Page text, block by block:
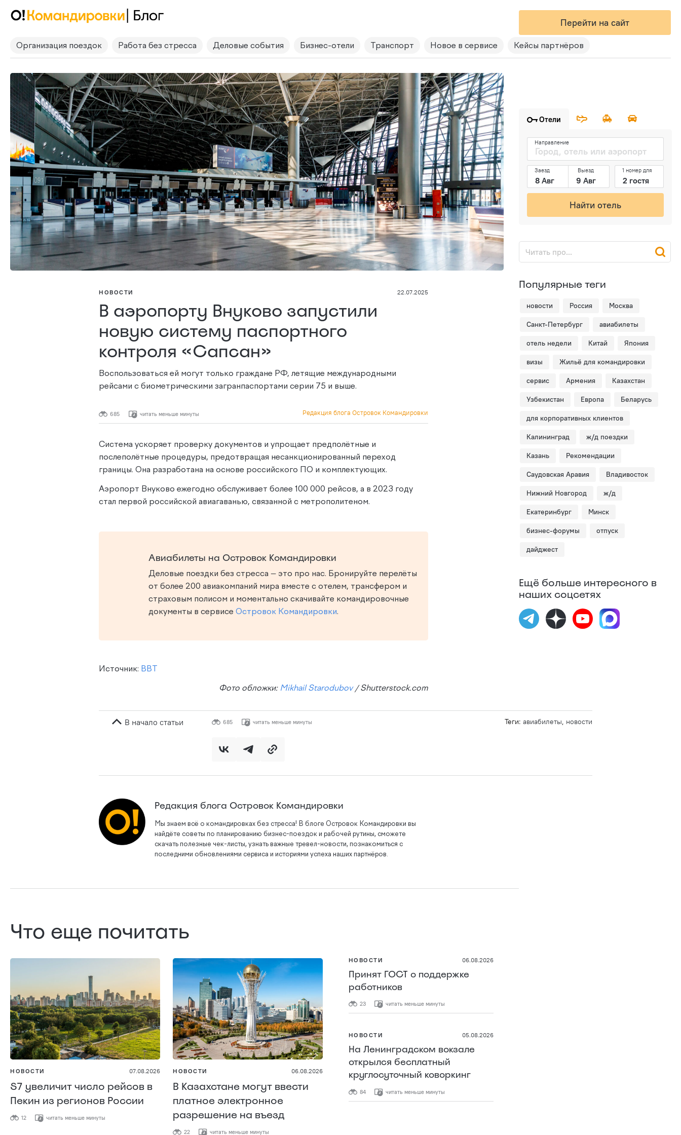
Перейти на сайт
Организация поездок Работа без стресса Деловые события Бизнес-отели Транспорт Новое в сервисе Кейсы партнёров
НОВОСТИ 22.07.2025
В аэропорту Внуково запустили
новую систему паспортного
контроля «Сапсан»
Воспользоваться ей могут только граждане РФ, летящие международными
рейсами с биометрическими загранпаспортами серии 75 и выше.
Редакция блога Островок Командировки
685 читать меньше минуты
Система ускоряет проверку документов и упрощает предполётные и
послеполётные процедуры, предотвращая несанкционированный переход
границы. Она разработана на основе российского ПО и комплектующих.
Аэропорт Внуково ежегодно обслуживает более 100 000 рейсов, а в 2023 году
стал первой российской авиагаванью, связанной с метрополитеном.
Авиабилеты на Островок Командировки
Деловые поездки без стресса — это про нас. Бронируйте перелёты
от более 200 авиакомпаний мира вместе с отелем, трансфером и
страховым полисом и моментально скачивайте командировочные
документы в сервисе Островок Командировки.
Источник: BBT
Фото обложки: Mikhail Starodubov/ Shutterstock.com
Теги:авиабилеты новости
В начало статьи 685 читать меньше минуты
Редакция блога Островок Командировки
Мы знаем всё о командировках без стресса! В блоге Островок Командировки вы
найдёте советы по планированию бизнес-поездок и рабочей рутины, сможете
скачать полезные чек-листы, узнать важные тревел-новости, познакомиться с
последними обновлениями сервиса и историями успеха наших партнёров.
Что еще почитать
НОВОСТИ 07.08.2026
S7 увеличит число рейсов в
Пекин из регионов России
12 читать меньше минуты
НОВОСТИ 06.08.2026
В Казахстане могут ввести
платное электронное
разрешение на въезд
22 читать меньше минуты
НОВОСТИ 06.08.2026
Принят ГОСТ о поддержке
работников
23 читать меньше минуты
НОВОСТИ 05.08.2026
На Ленинградском вокзале
открылся бесплатный
круглосуточный коворкинг
84 читать меньше минуты
Отели
Направление
Заезд Выезд 1 номер для
Найти отель
Популярные теги
новости Россия Москва
Санкт-Петербург авиабилеты
отель недели Китай Япония
визы Жильё для командировки
сервис Армения Казахстан
Узбекистан Европа Беларусь
для корпоративных клиентов
Калининград ж/д поездки
Казань Рекомендации
Саудовская Аравия Владивосток
Нижний Новгород ж/д
Екатеринбург Минск
бизнес-форумы отпуск
дайджест
Ещё больше интересного в
наших соцсетях